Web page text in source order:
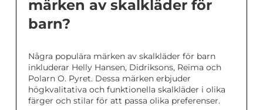
märken av skalkläder för
barn?
Några populära märken av skalkläder för barn
inkluderar Helly Hansen, Didriksons, Reima och
Polarn O. Pyret. Dessa märken erbjuder
högkvalitativa och funktionella skalkläder i olika
färger och stilar för att passa olika preferenser.